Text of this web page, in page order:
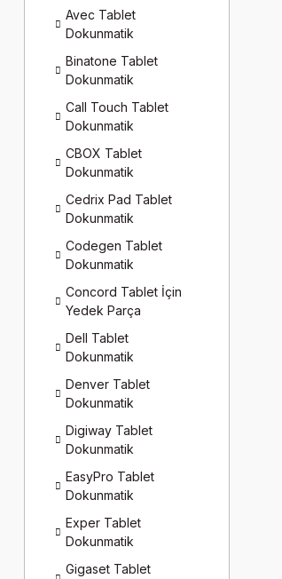
Avec Tablet
Dokunmatik
Binatone Tablet
Dokunmatik
Call Touch Tablet
Dokunmatik
CBOX Tablet
Dokunmatik
Cedrix Pad Tablet
Dokunmatik
Codegen Tablet
Dokunmatik
Concord Tablet İçin
Yedek Parça
Dell Tablet
Dokunmatik
Denver Tablet
Dokunmatik
Digiway Tablet
Dokunmatik
EasyPro Tablet
Dokunmatik
Exper Tablet
Dokunmatik
Gigaset Tablet